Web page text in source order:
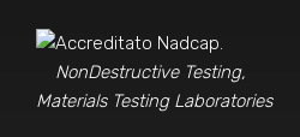
Accreditato Nadcap.
NonDestructive Testing,
Materials Testing Laboratories